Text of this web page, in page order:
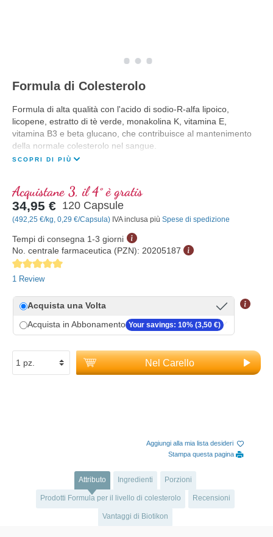
Formula di Colesterolo
Formula di alta qualità con l'acido di sodio-R-alfa lipoico,
licopene, estratto di tè verde, monakolina K, vitamina E,
vitamina B3 e beta glucano, che contribuisce al mantenimento
della normale colesterolo nel sangue.
SCOPRI DI PIÙ
Acquistane 3, il 4° è gratis
34,95 € 120 Capsule
(492,25 €/kg, 0,29 €/Capsula) IVA inclusa più Spese di spedizione
Tempi di consegna 1-3 giorni
No. centrale farmaceutica (PZN): 20205187
Average rating of 5 out of 5 stars
1 Review
Acquista una Volta
Acquista in Abbonamento Your savings: 10% (3,50 €)
Nel Carello
Aggiungi alla mia lista desideri
Stampa questa pagina
Attributo Ingredienti Porzioni
Prodotti Formula per il livello di colesterolo Recensioni
Vantaggi di Biotikon